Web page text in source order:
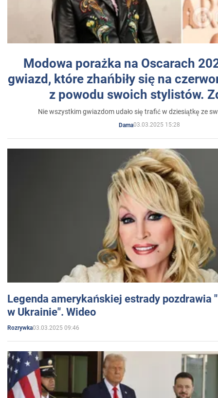
Modowa porażka na Oscarach
gwiazd, które zhańbiły się na
z powodu swoich stylistów.
Nie wszystkim gwiazdom udało się trafić w dziesiątkę ze
Dama03.03.2025 15:28
Legenda amerykańskiej estrady pozdrawia
w Ukrainie". Wideo
Rozrywka03.03.2025 09:46